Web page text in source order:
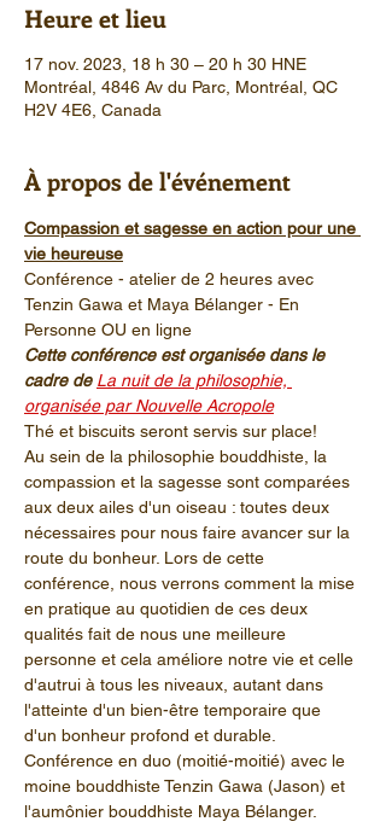
Heure et lieu
17 nov. 2023, 18 h 30 – 20 h 30 HNE
Montréal, 4846 Av du Parc, Montréal, QC
H2V 4E6, Canada
À propos de l'événement
Compassion et sagesse en action pour une
vie heureuse
Conférence - atelier de 2 heures avec
Tenzin Gawa et Maya Bélanger - En
Personne OU en ligne
Cette conférence est organisée dans le
cadre de La nuit de la philosophie,
organisée par Nouvelle Acropole
Thé et biscuits seront servis sur place!
Au sein de la philosophie bouddhiste, la
compassion et la sagesse sont comparées
aux deux ailes d'un oiseau : toutes deux
nécessaires pour nous faire avancer sur la
route du bonheur. Lors de cette
conférence, nous verrons comment la mise
en pratique au quotidien de ces deux
qualités fait de nous une meilleure
personne et cela améliore notre vie et celle
d'autrui à tous les niveaux, autant dans
l'atteinte d'un bien-être temporaire que
d'un bonheur profond et durable.
Conférence en duo (moitié-moitié) avec le
moine bouddhiste Tenzin Gawa (Jason) et
l'aumônier bouddhiste Maya Bélanger.